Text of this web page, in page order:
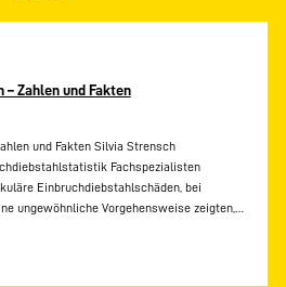
– Zahlen und Fakten
und Fakten Silvia Strensch
Fachspezialisten
Einbruchdiebstahlschäden, bei
ungewöhnliche Vorgehensweise zeigten,…